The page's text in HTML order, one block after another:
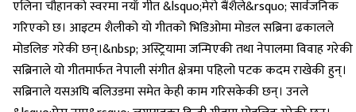
एलिना चौहानको स्वरमा नयाँ गीत &lsquo;मेरो बैंशैले&rsquo; सार्वजनिक
गरिएको छ। आइटम शैलीको यो गीतको भिडिओमा मोडल सब्रिना ढकालले
मोडलिङ गरेकी छन्।&nbsp; अस्ट्रियामा जन्मिएकी तथा नेपालमा विवाह गरेकी
सब्रिनाले यो गीतमार्फत नेपाली संगीत क्षेत्रमा पहिलो पटक कदम राखेकी हुन्।
सब्रिनाले यसअघि बलिउडमा समेत केही काम गरिसकेकी छन्। उनले